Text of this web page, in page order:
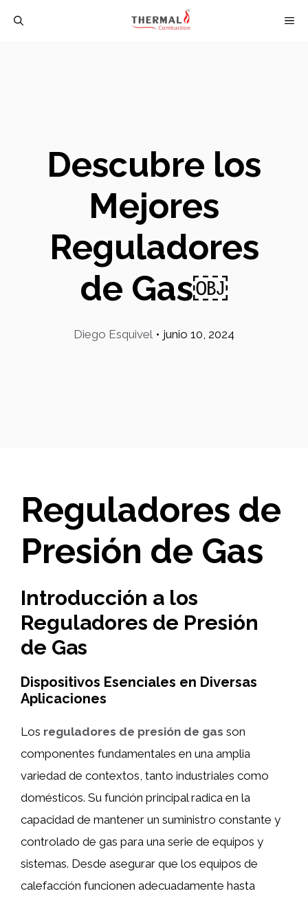
Descubre los
Mejores
Reguladores
de Gas￼
Diego Esquivel • junio 10, 2024
Reguladores de
Presión de Gas
Introducción a los
Reguladores de Presión
de Gas
Dispositivos Esenciales en Diversas
Aplicaciones
Los reguladores de presión de gas son
componentes fundamentales en una amplia
variedad de contextos, tanto industriales como
domésticos. Su función principal radica en la
capacidad de mantener un suministro constante y
controlado de gas para una serie de equipos y
sistemas. Desde asegurar que los equipos de
calefacción funcionen adecuadamente hasta